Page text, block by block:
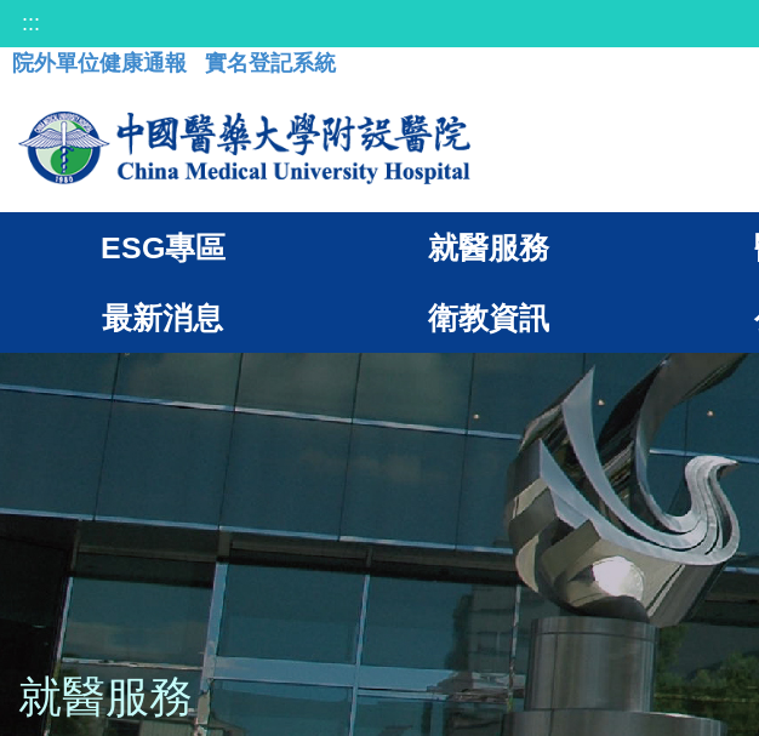
:::
院外單位健康通報
實名登記系統
ESG專區 就醫服務
最新消息 衛教資訊
就醫服務